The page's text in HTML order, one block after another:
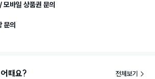
바일 상품권 문의
문의
때요? 전체보기